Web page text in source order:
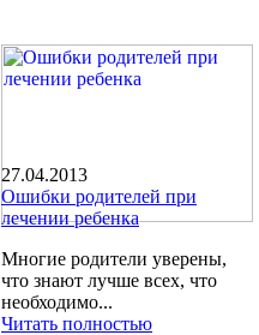
27.04.2013
Ошибки родителей при
лечении ребенка
Многие родители уверены,
что знают лучше всех, что
необходимо...
Читать полностью